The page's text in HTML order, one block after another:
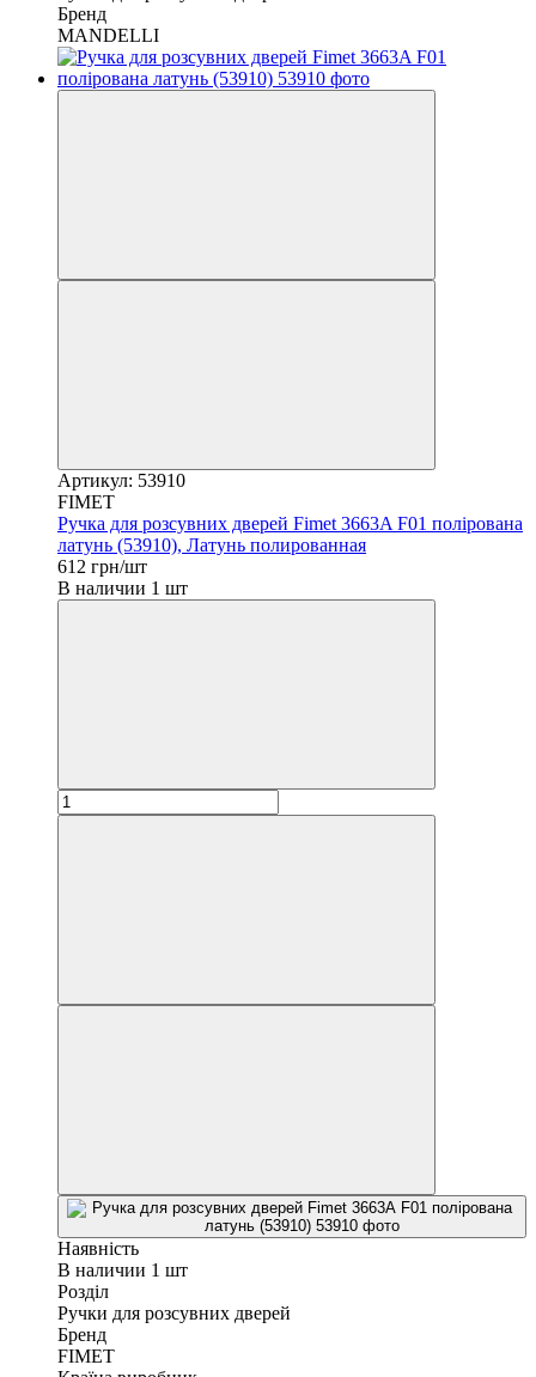
Бренд
MANDELLI
Артикул: 53910
FIMET
Ручка для розсувних дверей Fimet 3663A F01 полірована
латунь (53910), Латунь полированная
612 грн/шт
В наличии 1 шт
Наявність
В наличии 1 шт
Розділ
Ручки для розсувних дверей
Бренд
FIMET